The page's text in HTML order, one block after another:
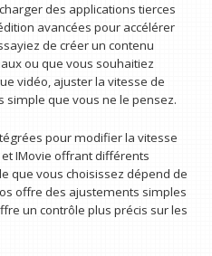
des applications tierces
avancées pour accélérer
de créer un contenu
ou que vous souhaitiez
vidéo, ajuster la vitesse de
simple que vous ne le pensez.
pour modifier la vitesse
IMovie offrant différents
que vous choisissez dépend de
offre des ajustements simples
un contrôle plus précis sur les